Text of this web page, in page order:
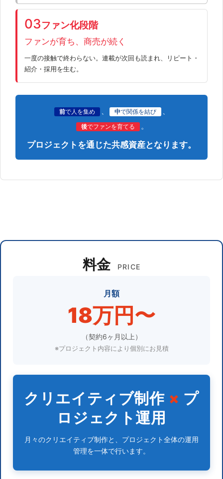
03ファン化段階
ファンが育ち、商売が続く
一度の接触で終わらない。連載が次回も読まれ、リピート・
紹介・採用を生む。
前で人を集め 、 中で関係を結び 、
後でファンを育てる 。
プロジェクトを通じた共感資産となります。
料金 PRICE
月額
18万円〜
（契約6ヶ月以上）
※プロジェクト内容により個別にお見積
クリエイティブ制作 × プ
ロジェクト運用
月々のクリエイティブ制作と、プロジェクト全体の運用
管理を一体で行います。